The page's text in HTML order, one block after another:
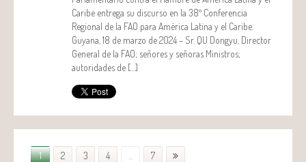
Caribe entrega su discurso en la 38º Conferencia
Regional de la FAO para América Latina y el Caribe.
Guyana, 18 de marzo de 2024 – Sr. QU Dongyu, Director
General de la FAO; señores y señoras Ministros;
autoridades de […]
1 2 3 4 7